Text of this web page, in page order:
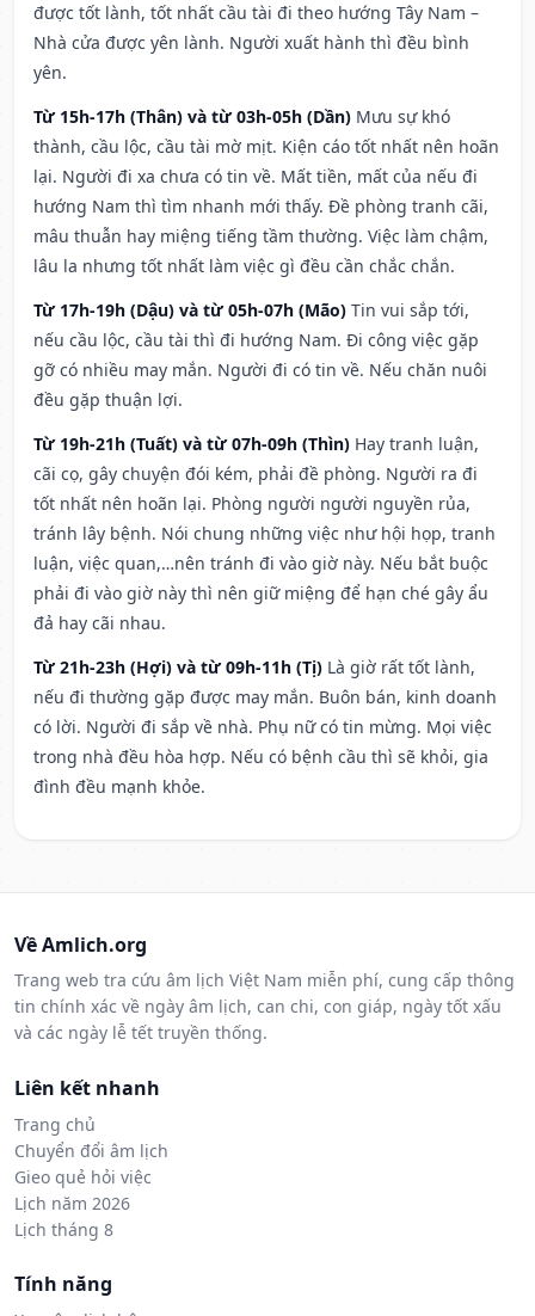
được tốt lành, tốt nhất cầu tài đi theo hướng Tây Nam –
Nhà cửa được yên lành. Người xuất hành thì đều bình
yên.
Từ 15h-17h (Thân) và từ 03h-05h (Dần) Mưu sự khó
thành, cầu lộc, cầu tài mờ mịt. Kiện cáo tốt nhất nên hoãn
lại. Người đi xa chưa có tin về. Mất tiền, mất của nếu đi
hướng Nam thì tìm nhanh mới thấy. Đề phòng tranh cãi,
mâu thuẫn hay miệng tiếng tầm thường. Việc làm chậm,
lâu la nhưng tốt nhất làm việc gì đều cần chắc chắn.
Từ 17h-19h (Dậu) và từ 05h-07h (Mão) Tin vui sắp tới,
nếu cầu lộc, cầu tài thì đi hướng Nam. Đi công việc gặp
gỡ có nhiều may mắn. Người đi có tin về. Nếu chăn nuôi
đều gặp thuận lợi.
Từ 19h-21h (Tuất) và từ 07h-09h (Thìn) Hay tranh luận,
cãi cọ, gây chuyện đói kém, phải đề phòng. Người ra đi
tốt nhất nên hoãn lại. Phòng người người nguyền rủa,
tránh lây bệnh. Nói chung những việc như hội họp, tranh
luận, việc quan,…nên tránh đi vào giờ này. Nếu bắt buộc
phải đi vào giờ này thì nên giữ miệng để hạn ché gây ẩu
đả hay cãi nhau.
Từ 21h-23h (Hợi) và từ 09h-11h (Tị) Là giờ rất tốt lành,
nếu đi thường gặp được may mắn. Buôn bán, kinh doanh
có lời. Người đi sắp về nhà. Phụ nữ có tin mừng. Mọi việc
trong nhà đều hòa hợp. Nếu có bệnh cầu thì sẽ khỏi, gia
đình đều mạnh khỏe.
Về Amlich.org
Trang web tra cứu âm lịch Việt Nam miễn phí, cung cấp thông
tin chính xác về ngày âm lịch, can chi, con giáp, ngày tốt xấu
và các ngày lễ tết truyền thống.
Liên kết nhanh
Trang chủ
Chuyển đổi âm lịch
Gieo quẻ hỏi việc
Lịch năm 2026
Lịch tháng 8
Tính năng